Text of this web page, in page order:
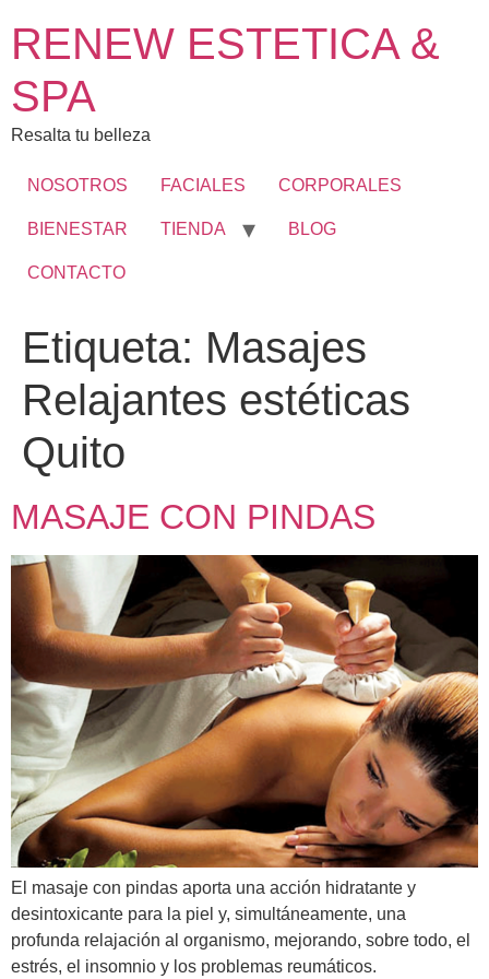
RENEW ESTETICA &
SPA
Resalta tu belleza
NOSOTROS FACIALES CORPORALES
BIENESTAR TIENDA BLOG
CONTACTO
Etiqueta: Masajes
Relajantes estéticas
Quito
MASAJE CON PINDAS
El masaje con pindas aporta una acción hidratante y
desintoxicante para la piel y, simultáneamente, una
profunda relajación al organismo, mejorando, sobre todo, el
estrés, el insomnio y los problemas reumáticos.